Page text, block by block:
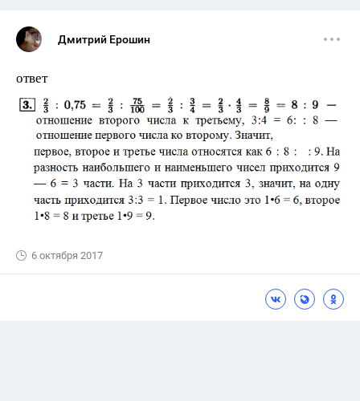
Дмитрий Ерошин
ответ
6 октября 2017